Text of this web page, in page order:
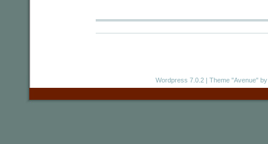
Wordpress 7.0.2 | Theme "Avenue"